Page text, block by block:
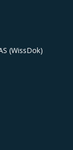
(WissDok)